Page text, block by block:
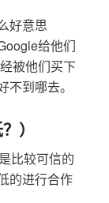
好意思
给他们
被他们买下
到哪去。
）
比较可信的
的进行合作